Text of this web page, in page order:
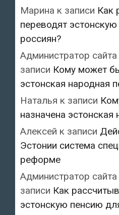
Марина к записи Как
переводят
россиян?
Администратор сайта
записи Кому может
эстонская народная
Наталья к записи
назначена эстонская
Алексей к записи
Эстонии система
реформе
Администратор сайта
записи Как
эстонскую пенсию